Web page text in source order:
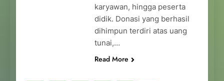
karyawan, hingga peserta
didik. Donasi yang berhasil
dihimpun terdiri atas uang
tunai,…
Read More